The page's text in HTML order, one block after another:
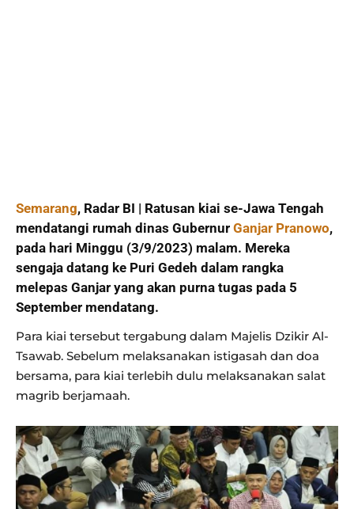
Semarang, Radar BI | Ratusan kiai se-Jawa Tengah
mendatangi rumah dinas Gubernur Ganjar Pranowo,
pada hari Minggu (3/9/2023) malam. Mereka
sengaja datang ke Puri Gedeh dalam rangka
melepas Ganjar yang akan purna tugas pada 5
September mendatang.
Para kiai tersebut tergabung dalam Majelis Dzikir Al-
Tsawab. Sebelum melaksanakan istigasah dan doa
bersama, para kiai terlebih dulu melaksanakan salat
magrib berjamaah.